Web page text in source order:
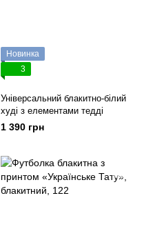
Новинка
3
Універсальний блакитно-білий
худі з елементами тедді
1 390 грн